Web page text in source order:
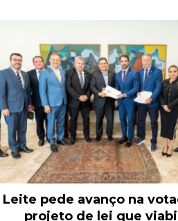
Leite pede avanço na
projeto de lei que